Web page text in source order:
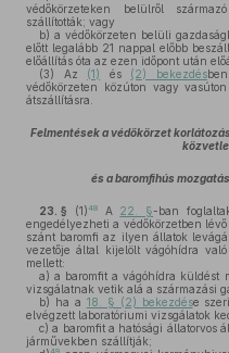
védőkörzeteken belülről
szállították; vagy
b) a védőkörzeten belüli
előtt legalább 21 nappal előbb
előállítás óta az ezen időpont után
(3) Az (1) és (2) bekezdés
védőkörzeten közúton vagy
átszállításra.
Felmentések a védőkörzet
és a baromfihús
23. § (1)48A 22. §-ban
engedélyezheti a védőkörzetben
szánt baromfi az ilyen állatok
vezetője által kijelölt vágóhídra
mellett:
a) a baromfit a vágóhídra küldést
vizsgálatnak vetik alá a származási
b) ha a 18. § (2) bekezdése
elvégzett laboratóriumi vizsgálatok
c) a baromfit a hatósági állatorvos
járművekben szállítják;
49